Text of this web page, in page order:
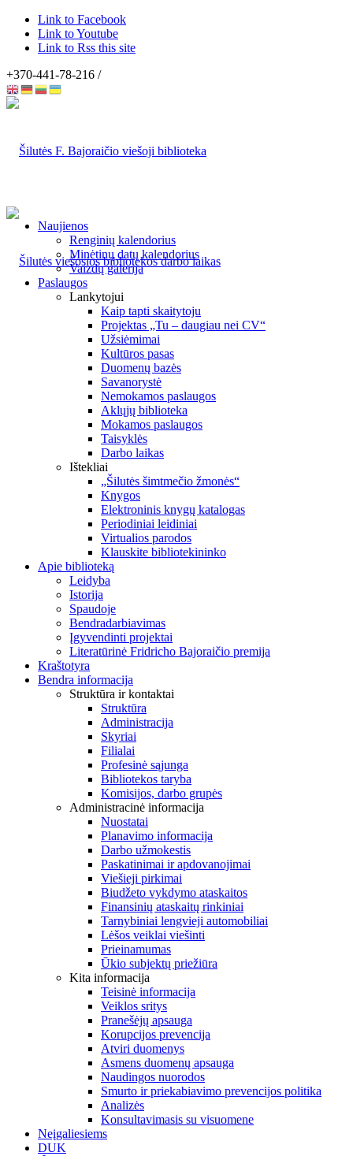
Link to Facebook
Link to Youtube
Link to Rss this site
+370-441-78-216 /
Naujienos
Renginių kalendorius
Minėtinų datų kalendorius
Vaizdų galerija
Paslaugos
Lankytojui
Kaip tapti skaitytoju
Projektas „Tu – daugiau nei CV“
Užsiėmimai
Kultūros pasas
Duomenų bazės
Savanorystė
Nemokamos paslaugos
Aklųjų biblioteka
Mokamos paslaugos
Taisyklės
Darbo laikas
Ištekliai
„Šilutės šimtmečio žmonės“
Knygos
Elektroninis knygų katalogas
Periodiniai leidiniai
Virtualios parodos
Klauskite bibliotekininko
Apie biblioteką
Leidyba
Istorija
Spaudoje
Bendradarbiavimas
Įgyvendinti projektai
Literatūrinė Fridricho Bajoraičio premija
Kraštotyra
Bendra informacija
Struktūra ir kontaktai
Struktūra
Administracija
Skyriai
Filialai
Profesinė sąjunga
Bibliotekos taryba
Komisijos, darbo grupės
Administracinė informacija
Nuostatai
Planavimo informacija
Darbo užmokestis
Paskatinimai ir apdovanojimai
Viešieji pirkimai
Biudžeto vykdymo ataskaitos
Finansinių ataskaitų rinkiniai
Tarnybiniai lengvieji automobiliai
Lėšos veiklai viešinti
Prieinamumas
Ūkio subjektų priežiūra
Kita informacija
Teisinė informacija
Veiklos sritys
Pranešėjų apsauga
Korupcijos prevencija
Atviri duomenys
Asmens duomenų apsauga
Naudingos nuorodos
Smurto ir priekabiavimo prevencijos politika
Analizės
Konsultavimasis su visuomene
Neįgaliesiems
DUK